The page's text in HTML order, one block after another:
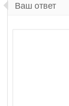
Ваш ответ